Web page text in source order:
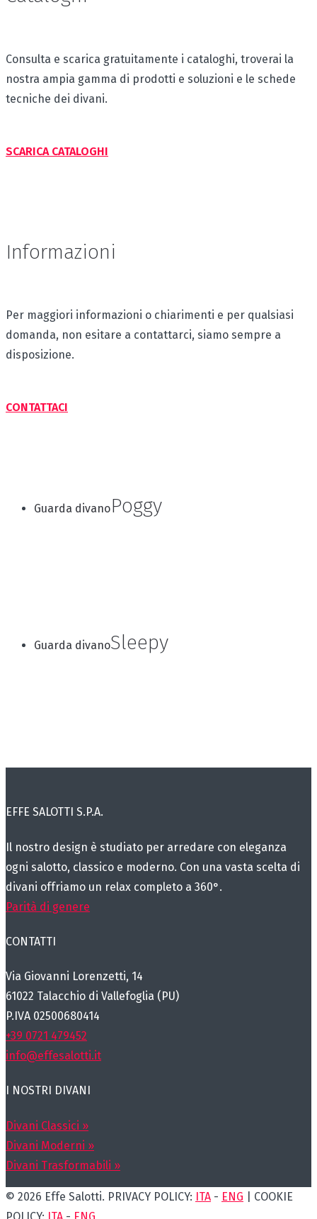
Consulta e scarica gratuitamente i cataloghi, troverai la
nostra ampia gamma di prodotti e soluzioni e le schede
tecniche dei divani.
SCARICA CATALOGHI
Informazioni
Per maggiori informazioni o chiarimenti e per qualsiasi
domanda, non esitare a contattarci, siamo sempre a
disposizione.
CONTATTACI
Guarda divanoPoggy
Guarda divanoSleepy
EFFE SALOTTI S.P.A.
Il nostro design è studiato per arredare con eleganza
ogni salotto, classico e moderno. Con una vasta scelta di
divani offriamo un relax completo a 360°.
Parità di genere
CONTATTI
Via Giovanni Lorenzetti, 14
61022 Talacchio di Vallefoglia (PU)
P.IVA 02500680414
+39 0721 479452
info@effesalotti.it
I NOSTRI DIVANI
Divani Classici »
Divani Moderni »
Divani Trasformabili »
© 2026 Effe Salotti. PRIVACY POLICY: ITA - ENG | COOKIE
POLICY: ITA - ENG